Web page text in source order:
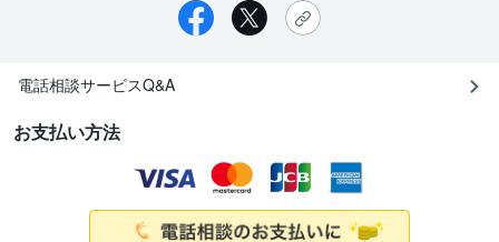
電話相談サービスQ&A
お支払い方法